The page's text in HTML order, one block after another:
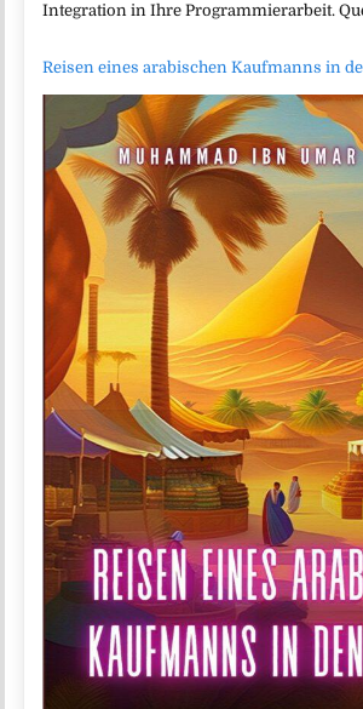
Integration in Ihre Programmierarbeit.
Reisen eines arabischen Kaufmanns in